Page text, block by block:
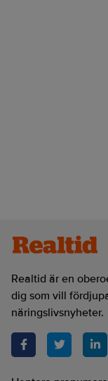
Realtid är en
dig som vill
näringslivsnyheter.